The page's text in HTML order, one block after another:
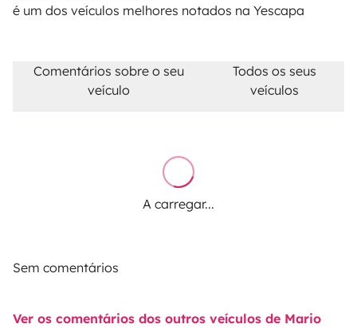
é um dos veículos melhores notados na Yescapa
Comentários sobre o seu
veículo
Todos os seus
veículos
A carregar...
Sem comentários
Ver os comentários dos outros veículos de Mario